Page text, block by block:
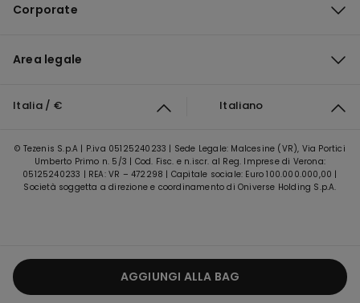
AGGIUNGI ALLA BAG
Corporate
Area legale
Italia / € Italiano
© Tezenis S.p.A | P.iva 05125240233 | Sede Legale: Malcesine (VR), Via Portici
Umberto Primo n. 5/3 | Cod. Fisc. e n.iscr. al Reg. Imprese di Verona:
05125240233 | REA: VR – 472298 | Capitale sociale: Euro 100.000.000,00 |
Società soggetta a direzione e coordinamento di Oniverse Holding S.p.A.